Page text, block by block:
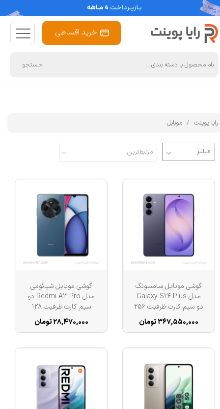
جستجو
خرید اقساطی
رایا پوینت موبایل
مرتبط‌ترین
گوشی موبایل سامسونگ
مدل Galaxy S26 Plus
دو سیم کارت ظرفیت 256
گیگابایت و رم 12
گیگابایت - ویتنام
۳۶۷,۵۵۰,۰۰۰ تومان
گوشی موبایل شیائومی
مدل Redmi A3 Pro دو
سیم کارت ظرفیت 128
گیگابایت و رم 4 گیگابایت
۲۸,۴۷۰,۰۰۰ تومان